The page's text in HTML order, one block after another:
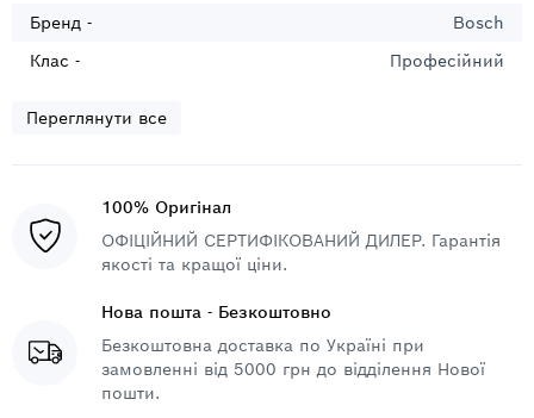
Бренд -
Bosch
Клас -
Професійний
Переглянути все
100% Оригінал
ОФІЦІЙНИЙ СЕРТИФІКОВАНИЙ ДИЛЕР. Гарантія
якості та кращої ціни.
Нова пошта - Безкоштовно
Безкоштовна доставка по Україні при
замовленні від 5000 грн до відділення Нової
пошти.